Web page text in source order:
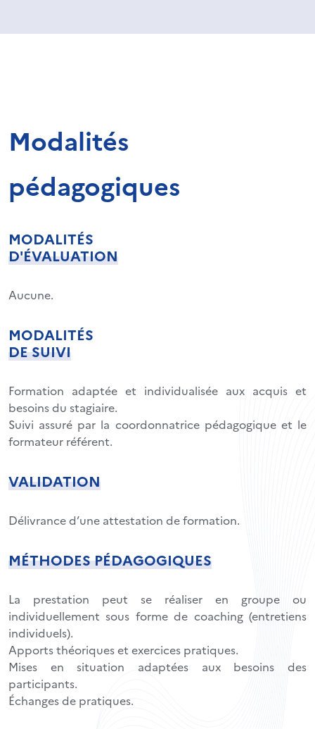
Modalités
pédagogiques
MODALITÉS
D'ÉVALUATION
Aucune.
MODALITÉS
DE SUIVI
Formation adaptée et individualisée aux acquis et
besoins du stagiaire.
Suivi assuré par la coordonnatrice pédagogique et le
formateur référent.
VALIDATION
Délivrance d’une attestation de formation.
MÉTHODES PÉDAGOGIQUES
La prestation peut se réaliser en groupe ou
individuellement sous forme de coaching (entretiens
individuels).
Apports théoriques et exercices pratiques.
Mises en situation adaptées aux besoins des
participants.
Échanges de pratiques.